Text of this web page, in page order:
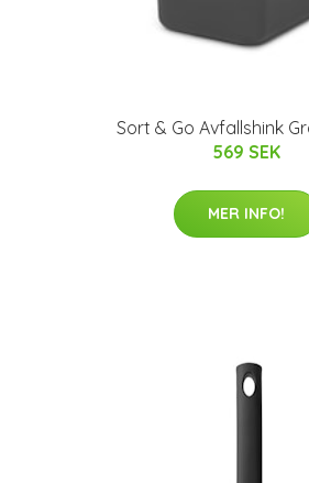
Sort & Go Avfallshink
569 SEK
MER INFO!